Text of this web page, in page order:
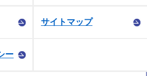
サイトマップ
ー